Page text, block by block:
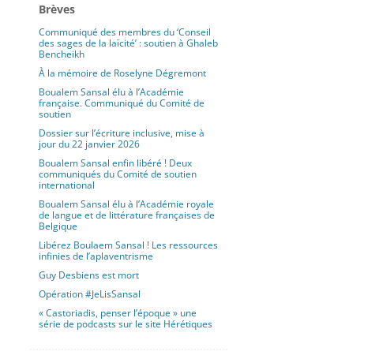
Brèves
Communiqué des membres du ‘Conseil
des sages de la laïcité’ : soutien à Ghaleb
Bencheikh
À la mémoire de Roselyne Dégremont
Boualem Sansal élu à l’Académie
française. Communiqué du Comité de
soutien
Dossier sur l’écriture inclusive, mise à
jour du 22 janvier 2026
Boualem Sansal enfin libéré ! Deux
communiqués du Comité de soutien
international
Boualem Sansal élu à l’Académie royale
de langue et de littérature françaises de
Belgique
Libérez Boulaem Sansal ! Les ressources
infinies de l’aplaventrisme
Guy Desbiens est mort
Opération #JeLisSansal
« Castoriadis, penser l’époque » une
série de podcasts sur le site Hérétiques